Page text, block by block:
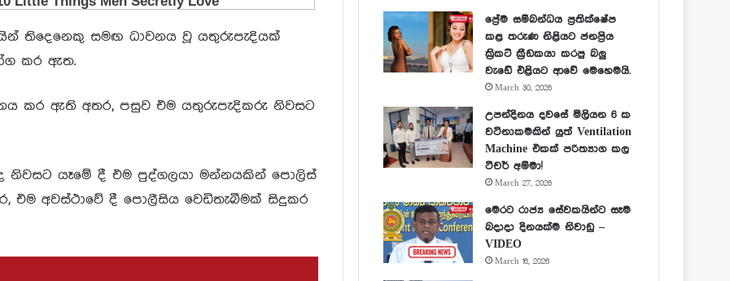
තිදෙනෙකු සමඟ ධාවනය වූ යතුරුපැදියක්
කර ඇත.
කර ඇති අතර, පසුව එම යතුරුපැදිකරු නිවසට
නිවසට යෑමේ දී එම පුද්ගලයා මන්නයකින් පොලිස්
එම අවස්ථාවේ දී පොලීසිය වෙඩිතැබීමක් සිදුකර
ප්‍රේම සම්බන්ධය ප්‍රතික්ෂේප
කළ තරුණ නිළියට ජනප්‍රිය
ක්‍රිකට් ක්‍රීඩකයා කරපු බලු
වැඩේ එළියට ආවේ මෙහෙමයි.
March 30, 2026
උපන්දිනය දවසේ මිලියන 6 ක
වටිනාකමකින් යුත් Ventilation
Machine එකක් පරිත්‍යාග කල
ටීචර් අම්මා!
March 27, 2026
මෙරට රාජ්‍ය සේවකයින්ට සෑම
බදාදා දිනයක්ම නිවාඩු –
VIDEO
March 16, 2026